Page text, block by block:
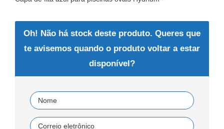
Oh! Não há stock deste produto. Queres que
te avisemos quando o produto voltar a estar
disponível?